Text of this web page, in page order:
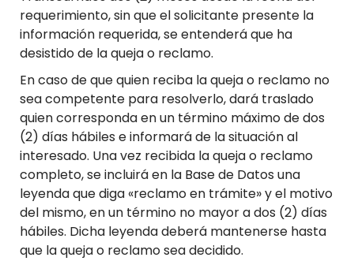
requerimiento, sin que el solicitante presente la
información requerida, se entenderá que ha
desistido de la queja o reclamo.
En caso de que quien reciba la queja o reclamo no
sea competente para resolverlo, dará traslado
quien corresponda en un término máximo de dos
(2) días hábiles e informará de la situación al
interesado. Una vez recibida la queja o reclamo
completo, se incluirá en la Base de Datos una
leyenda que diga «reclamo en trámite» y el motivo
del mismo, en un término no mayor a dos (2) días
hábiles. Dicha leyenda deberá mantenerse hasta
que la queja o reclamo sea decidido.